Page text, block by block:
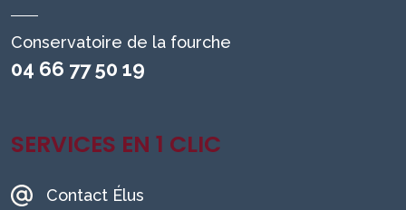
Conservatoire de la fourche
04 66 77 50 19
SERVICES EN 1 CLIC
Contact Élus